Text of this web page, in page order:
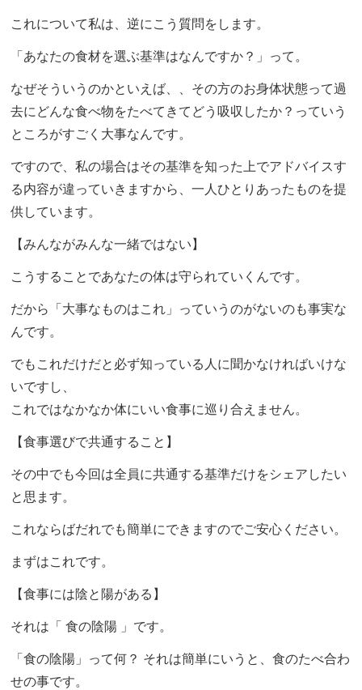
これについて私は、逆にこう質問をします。
「あなたの食材を選ぶ基準はなんですか？」って。
なぜそういうのかといえば、、その方のお身体状態って過
去にどんな食べ物をたべてきてどう吸収したか？っていう
ところがすごく大事なんです。
ですので、私の場合はその基準を知った上でアドバイスす
る内容が違っていきますから、一人ひとりあったものを提
供しています。
【みんながみんな一緒ではない】
こうすることであなたの体は守られていくんです。
だから「大事なものはこれ」っていうのがないのも事実な
んです。
でもこれだけだと必ず知っている人に聞かなければいけな
いですし、
これではなかなか体にいい食事に巡り合えません。
【食事選びで共通すること】
その中でも今回は全員に共通する基準だけをシェアしたい
と思ます。
これならばだれでも簡単にできますのでご安心ください。
まずはこれです。
【食事には陰と陽がある】
それは「 食の陰陽 」です。
「食の陰陽」って何？ それは簡単にいうと、食のたべ合わ
せの事です。